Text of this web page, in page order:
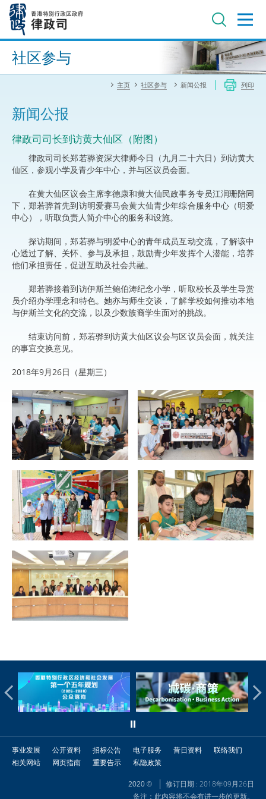
内
进阶搜寻
社区参与
主页 社区参与 新闻公报 列印
新闻公报
律政司司长到访黄大仙区（附图）
律政司司长郑若骅资深大律师今日（九月二十六日）到访黄大
仙区，参观小学及青少年中心，并与区议员会面。
在黄大仙区议会主席李德康和黄大仙民政事务专员江润珊陪同
下，郑若骅首先到访明爱赛马会黄大仙青少年综合服务中心（明爱
中心），听取负责人简介中心的服务和设施。
探访期间，郑若骅与明爱中心的青年成员互动交流，了解该中
心透过了解、关怀、参与及承担，鼓励青少年发挥个人潜能，培养
他们承担责任，促进互助及社会共融。
郑若骅接着到访伊斯兰鲍伯涛纪念小学，听取校长及学生导赏
员介绍办学理念和特色。她亦与师生交谈，了解学校如何推动本地
与伊斯兰文化的交流，以及少数族裔学生面对的挑战。
结束访问前，郑若骅到访黄大仙区议会与区议员会面，就关注
的事宜交换意见。
2018年9月26日（星期三）
事业发展 公开资料 招标公告 电子服务 昔日资料
联络我们
相关网站
网页指南 重要告示 私隐政策
2020 ©
修订日期 : 2018年09月26日
备注：此内容将不会有进一步的更新。